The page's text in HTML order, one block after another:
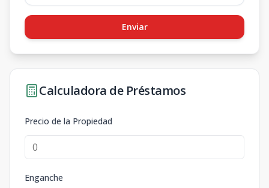
Enviar
Calculadora de Préstamos
Precio de la Propiedad
Enganche